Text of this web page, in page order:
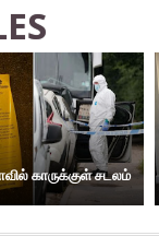
காருக்குள் சடலம்